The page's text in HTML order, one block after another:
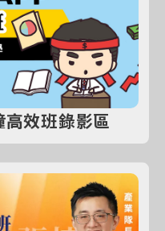
效班錄影區